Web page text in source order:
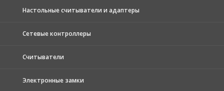
Настольные считыватели и адаптеры
Сетевые контроллеры
Считыватели
Электронные замки